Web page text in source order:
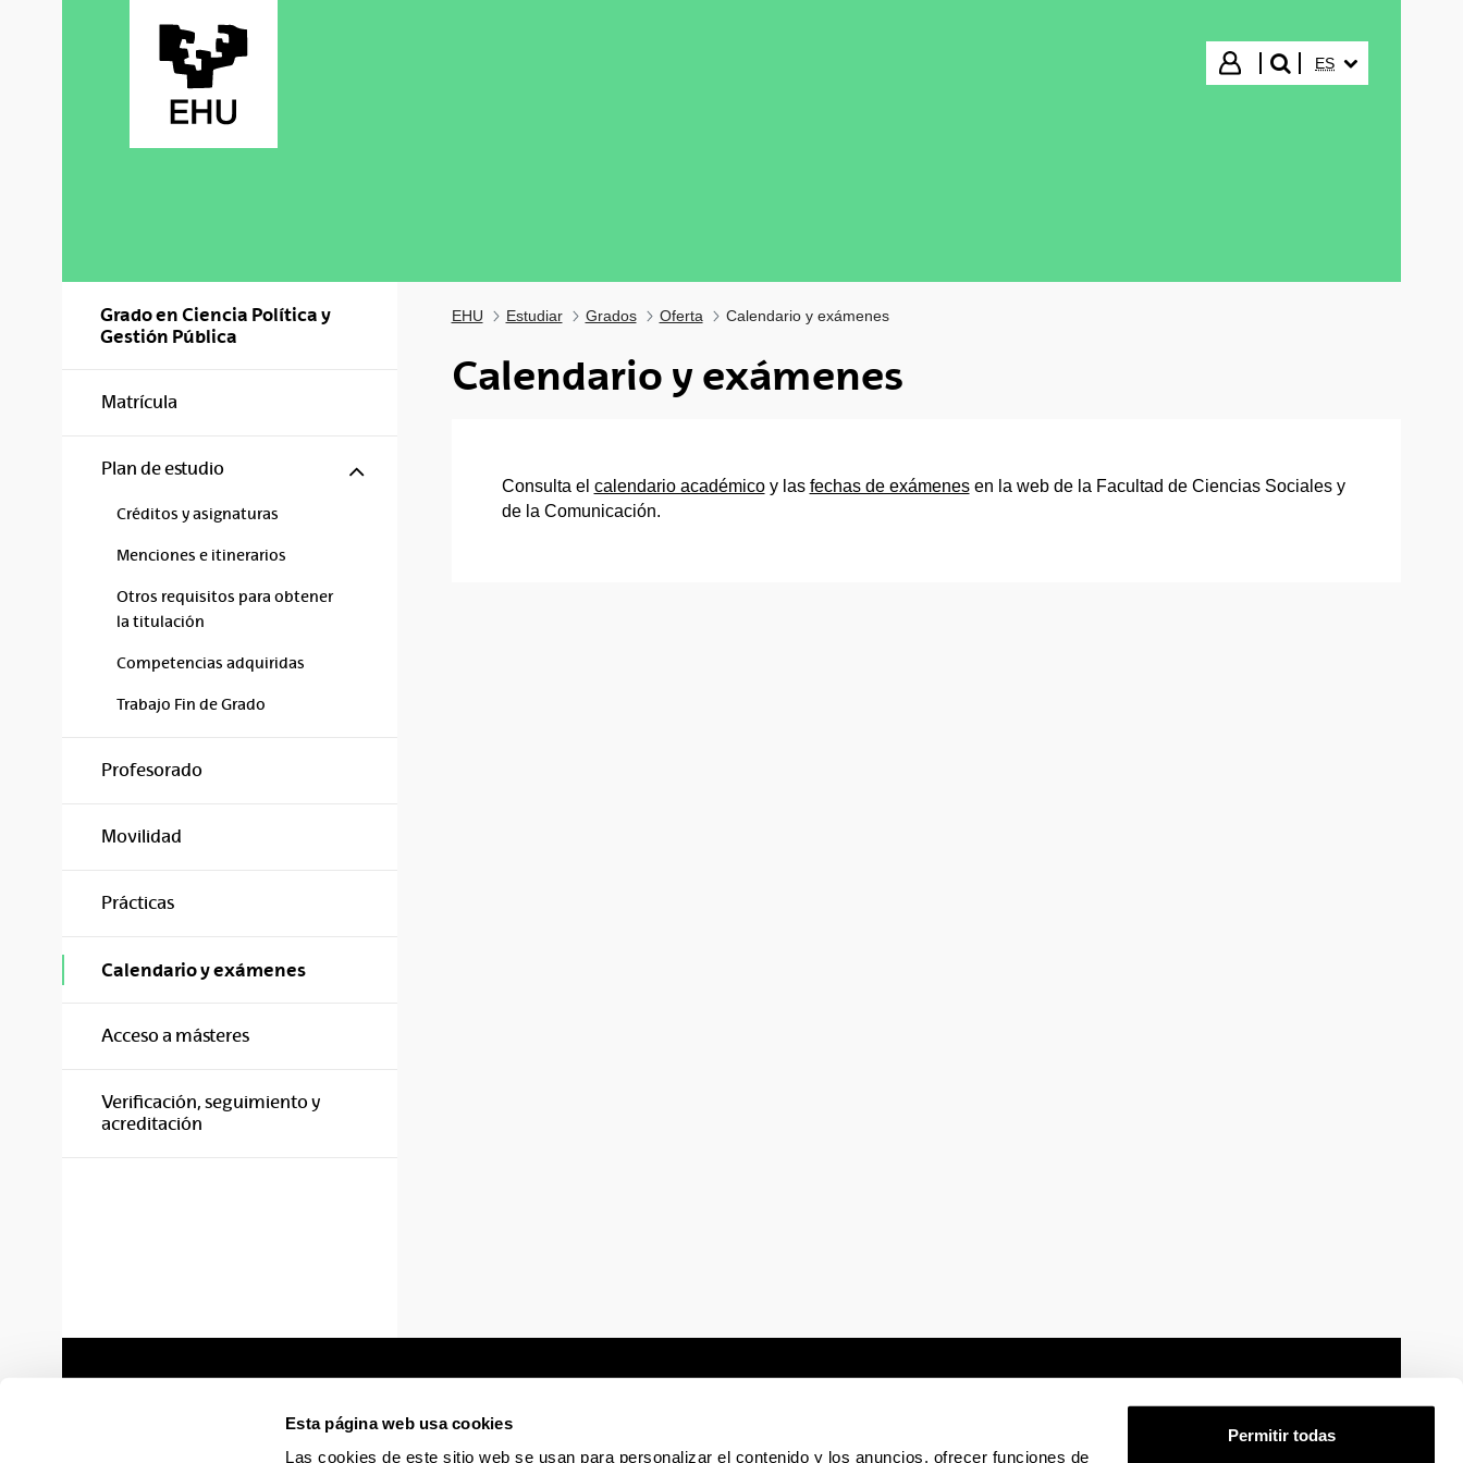
Esta página web usa cookies
Las cookies de este sitio web se usan para personalizar el contenido y los anuncios, ofrecer funciones de
Permitir todas
Iniciar sesión
buscar"
ES
Grado en Ciencia Política y
Gestión Pública
Matrícula
Plan de estudio Mostrar/ocultar subpáginas
Créditos y asignaturas
Menciones e itinerarios
Otros requisitos para obtener
la titulación
Competencias adquiridas
Trabajo Fin de Grado
Profesorado
Movilidad
Prácticas
Calendario y exámenes
Acceso a másteres
Verificación, seguimiento y
acreditación
EHU Estudiar Grados Oferta Calendario y exámenes
Calendario y exámenes
Consulta el calendario académicoy las fechas de exámenesen la web de la Facultad de Ciencias Sociales y
de la Comunicación.